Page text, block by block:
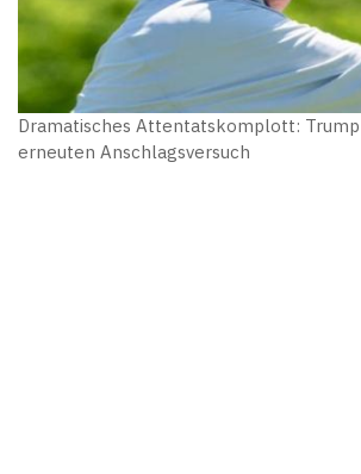
Dramatisches Attentatskomplott:
erneuten Anschlagsversuch